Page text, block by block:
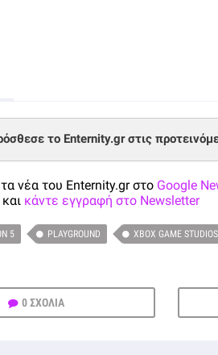
το Enternity.gr στις
νέα του Enternity.gr στο Google
και κάντε εγγραφή στο Newsletter
5 PLAYGROUND XBOX GAME STUDIOS
0 ΣΧΟΛΙΑ